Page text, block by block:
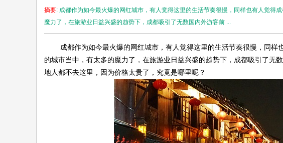
摘要: 成都作为如今最火爆的网红城市，有人觉得这里的生活节奏很慢，同样也有人觉得
魔力了，在旅游业日益兴盛的趋势下，成都吸引了无数国内外游客前 ...
成都作为如今最火爆的网红城市，有人觉得这里的生活节奏很慢，同样
的城市当中，有太多的魔力了，在旅游业日益兴盛的趋势下，成都吸引了无
地人都不去这里，因为价格太贵了，究竟是哪里呢？